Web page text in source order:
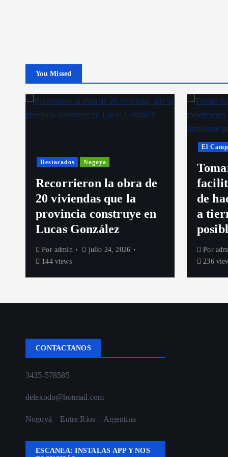
s
You Missed
Destacados Nogoya
Recorrieron la obra de
20 viviendas que la
provincia construye en
Lucas González
Por admin
julio 24, 2026
144 views
El
de
a
Por
236
CONTACTANOS
3435-578585
delexodo@hotmail.com
Nogoyá – Entre Ríos – Argentina
ESCANEA: INSTALAS APP Y NOS